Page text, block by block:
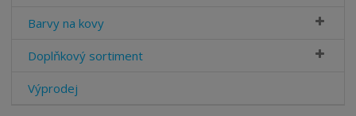
Barvy na kovy
Doplňkový sortiment
Výprodej